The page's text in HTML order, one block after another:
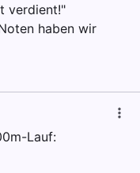
verdient!"
haben wir
Lauf: